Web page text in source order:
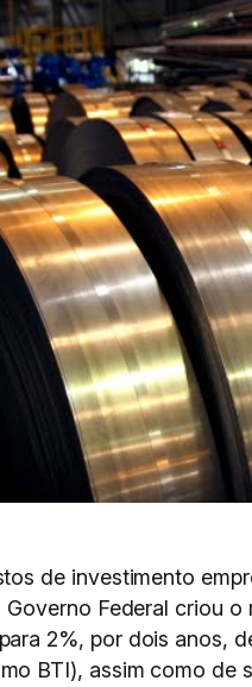
de investimento
Federal criou
2%, por dois anos,
BTI), assim como de